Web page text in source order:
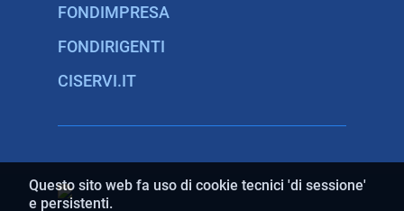
Questo sito web fa uso di cookie tecnici 'di sessione'
e persistenti.
FONDIMPRESA
FONDIRIGENTI
CISERVI.IT